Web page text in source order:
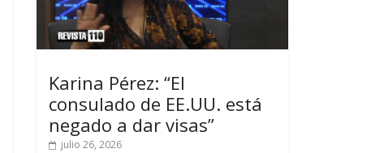
Karina Pérez: “El
consulado de EE.UU. está
negado a dar visas”
julio 26, 2026